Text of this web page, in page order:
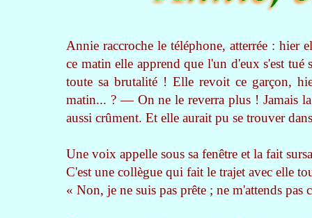
Annie raccroche le téléphone, atterrée : hier
ce matin elle apprend que l'un d'eux s'est
toute sa brutalité ! Elle revoit ce garçon,
matin... ? — On ne le reverra plus ! Jamais
aussi crûment. Et elle aurait pu se trouver
Une voix appelle sous sa fenêtre et la fait
C'est une collègue qui fait le trajet avec elle
« Non, je ne suis pas prête ; ne m'attends pas